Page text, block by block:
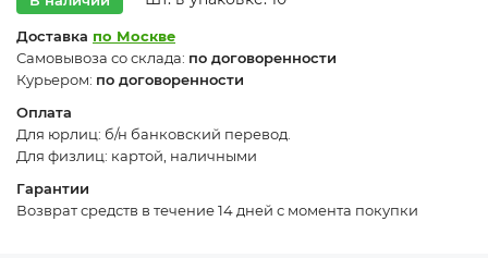
Доставка по Москве
Самовывоза со склада: по договоренности
Курьером: по договоренности
Оплата
Для юрлиц: б/н банковский перевод.
Для физлиц: картой, наличными
Гарантии
Возврат средств в течение 14 дней с момента покупки